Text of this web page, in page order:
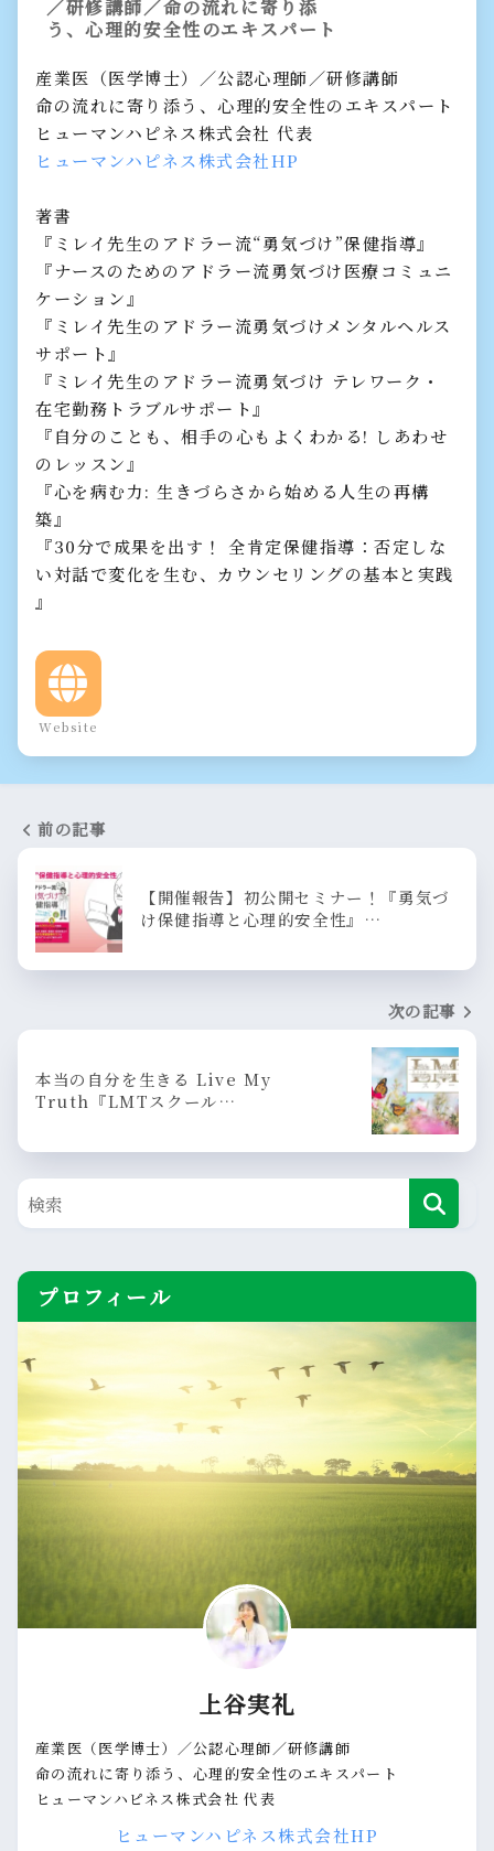
／研修講師／命の流れに寄り添
う、心理的安全性のエキスパート
産業医（医学博士）／公認心理師／研修講師
命の流れに寄り添う、心理的安全性のエキスパート
ヒューマンハピネス株式会社 代表
ヒューマンハピネス株式会社HP
著書
『ミレイ先生のアドラー流“勇気づけ”保健指導』
『ナースのためのアドラー流勇気づけ医療コミュニ
ケーション』
『ミレイ先生のアドラー流勇気づけメンタルヘルス
サポート』
『ミレイ先生のアドラー流勇気づけ テレワーク・
在宅勤務トラブルサポート』
『自分のことも、相手の心もよくわかる! しあわせ
のレッスン』
『心を病む力: 生きづらさから始める人生の再構
築』
『30分で成果を出す！ 全肯定保健指導：否定しな
い対話で変化を生む、カウンセリングの基本と実践
』
Website
前の記事
【開催報告】初公開セミナー！『勇気づ
け保健指導と心理的安全性』…
次の記事
本当の自分を生きる Live My
Truth『LMTスクール…
プロフィール
上谷実礼
産業医（医学博士）／公認心理師／研修講師
命の流れに寄り添う、心理的安全性のエキスパート
ヒューマンハピネス株式会社 代表
ヒューマンハピネス株式会社HP